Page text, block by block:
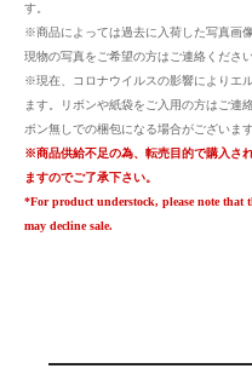
す。
※商品によっては過去に入荷した写真画
現物の写真をご希望の方はご連絡ください
※現在、コロナウイルスの影響によりエ
ます。リボンや紙袋をご入用の方はご連
ボン無しでの梱包になる場合がございます
※商品供給不足の為、転売目的で購入さ
ますのでご了承下さい。
*For product understock, please note that
may decline sale.